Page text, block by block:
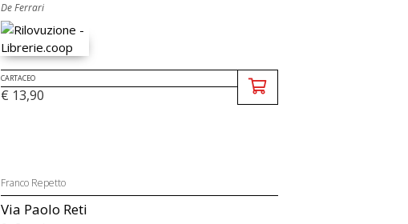
De Ferrari
CARTACEO
€ 13,90
Franco Repetto
Via Paolo Reti